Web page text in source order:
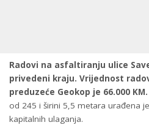
Radovi na asfaltiranju ulice
privedeni kraju. Vrijednost
preduzeće Geokop je 66.000 KM.
od 245 i širini 5,5 metara urađena
kapitalnih ulaganja.